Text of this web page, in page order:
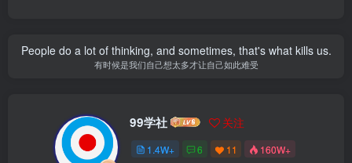
People do a lot of thinking, and sometimes, that's what kills us.
有时候是我们自己想太多才让自己如此难受
99学社 关注
1.4W+ 6 11 160W+